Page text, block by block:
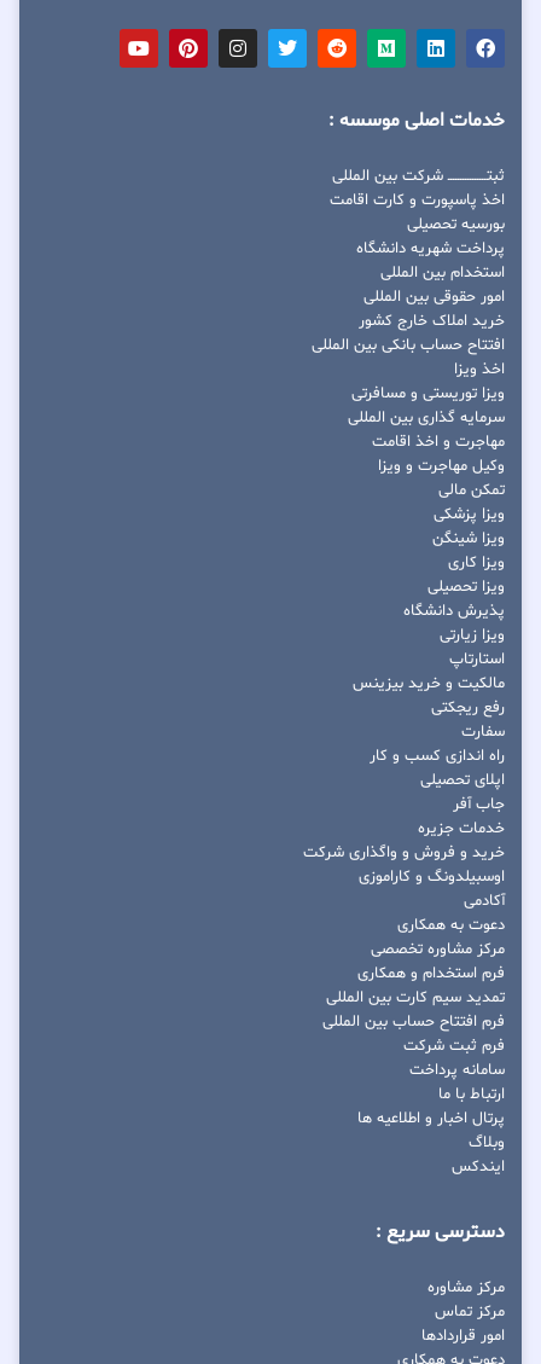
خدمات اصلی موسسه :
ثبتــــــــــــــــ شرکت بین المللی
اخذ پاسپورت و کارت اقامت
بورسیه تحصیلی
پرداخت شهریه دانشگاه
استخدام بین المللی
امور حقوقی بین المللی
خرید املاک خارج کشور
افتتاح حساب بانکی بین المللی
اخذ ویزا
ویزا توریستی و مسافرتی
سرمایه گذاری بین المللی
مهاجرت و اخذ اقامت
وکیل مهاجرت و ویزا
تمکن مالی
ویزا پزشکی
ویزا شینگن
ویزا کاری
ویزا تحصیلی
پذیرش دانشگاه
ویزا زیارتی
استارتاپ
مالکیت و خرید بیزینس
رفع ریجکتی
سفارت
راه اندازی کسب و کار
اپلای تحصیلی
جاب آفر
خدمات جزیره
خرید و فروش و واگذاری شرکت
اوسبیلدونگ و کاراموزی
آکادمی
دعوت به همکاری
مرکز مشاوره تخصصی
فرم استخدام و همکاری
تمدید سیم کارت بین المللی
فرم افتتاح حساب بین المللی
فرم ثبت شرکت
سامانه پرداخت
ارتباط با ما
پرتال اخبار و اطلاعیه ها
وبلاگ
ایندکس
دسترسی سریع :
مرکز مشاوره
مرکز تماس
امور قراردادها